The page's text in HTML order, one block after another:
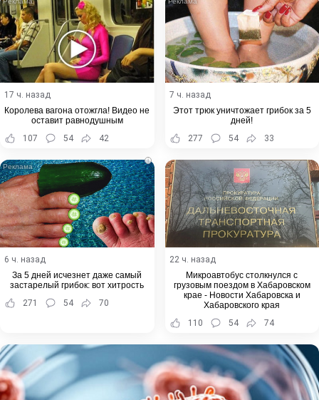
17 ч. назад
Королева вагона отожгла! Видео не
оставит равнодушным
107
54 42
7 ч. назад
Этот трюк уничтожает грибок за 5
дней!
277
54 33
i
6 ч. назад
За 5 дней исчезнет даже самый
застарелый грибок: вот хитрость
271
54 70
22 ч. назад
Микроавтобус столкнулся с
грузовым поездом в Хабаровском
крае - Новости Хабаровска и
Хабаровского края
110
54 74